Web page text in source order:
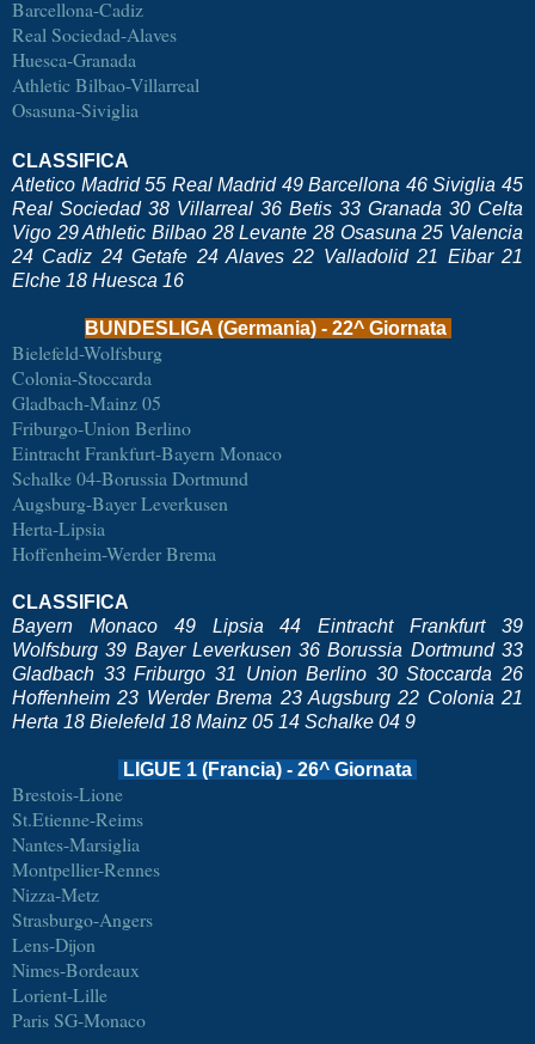
Barcellona-Cadiz
Real Sociedad-Alaves
Huesca-Granada
Athletic Bilbao-Villarreal
Osasuna-Siviglia
CLASSIFICA
Atletico Madrid 55 Real Madrid 49 Barcellona 46 Siviglia 45
Real Sociedad 38 Villarreal 36 Betis 33 Granada 30 Celta
Vigo 29 Athletic Bilbao 28 Levante 28 Osasuna 25 Valencia
24 Cadiz 24 Getafe 24 Alaves 22 Valladolid 21 Eibar 21
Elche 18 Huesca 16
BUNDESLIGA (Germania) - 22^ Giornata
Bielefeld-Wolfsburg
Colonia-Stoccarda
Gladbach-Mainz 05
Friburgo-Union Berlino
Eintracht Frankfurt-Bayern Monaco
Schalke 04-Borussia Dortmund
Augsburg-Bayer Leverkusen
Herta-Lipsia
Hoffenheim-Werder Brema
CLASSIFICA
Bayern Monaco 49 Lipsia 44 Eintracht Frankfurt 39
Wolfsburg 39 Bayer Leverkusen 36 Borussia Dortmund 33
Gladbach 33 Friburgo 31 Union Berlino 30 Stoccarda 26
Hoffenheim 23 Werder Brema 23 Augsburg 22 Colonia 21
Herta 18 Bielefeld 18 Mainz 05 14 Schalke 04 9
LIGUE 1 (Francia) - 26^ Giornata
Brestois-Lione
St.Etienne-Reims
Nantes-Marsiglia
Montpellier-Rennes
Nizza-Metz
Strasburgo-Angers
Lens-Dijon
Nimes-Bordeaux
Lorient-Lille
Paris SG-Monaco